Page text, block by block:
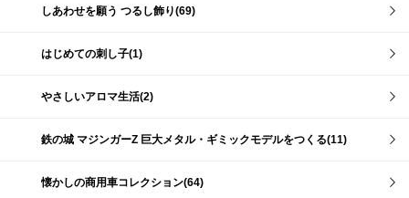
しあわせを願う つるし飾り(69)
はじめての刺し子(1)
やさしいアロマ生活(2)
鉄の城 マジンガーZ 巨大メタル・ギミックモデルをつくる(11)
懐かしの商用車コレクション(64)